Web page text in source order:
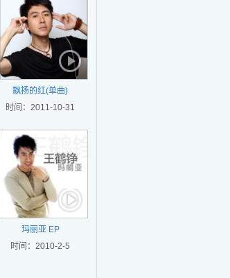
飘扬的红(单曲)
时间：2011-10-31
玛丽亚 EP
时间：2010-2-5